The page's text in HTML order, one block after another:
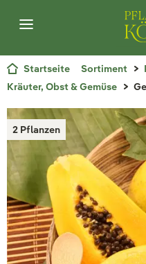
Startseite Sortiment
Kräuter, Obst & Gemüse
2 Pflanzen